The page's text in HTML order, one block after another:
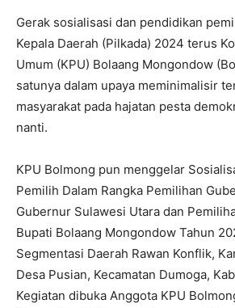
Gerak sosialisasi dan pendidikan
Kepala Daerah (Pilkada) 2024 terus
Umum (KPU) Bolaang Mongondow
satunya dalam upaya meminimalisir
masyarakat pada hajatan pesta
nanti.
KPU Bolmong pun menggelar
Pemilih Dalam Rangka Pemilihan
Gubernur Sulawesi Utara dan
Bupati Bolaang Mongondow Tahun
Segmentasi Daerah Rawan Konflik,
Desa Pusian, Kecamatan Dumoga,
Kegiatan dibuka Anggota KPU